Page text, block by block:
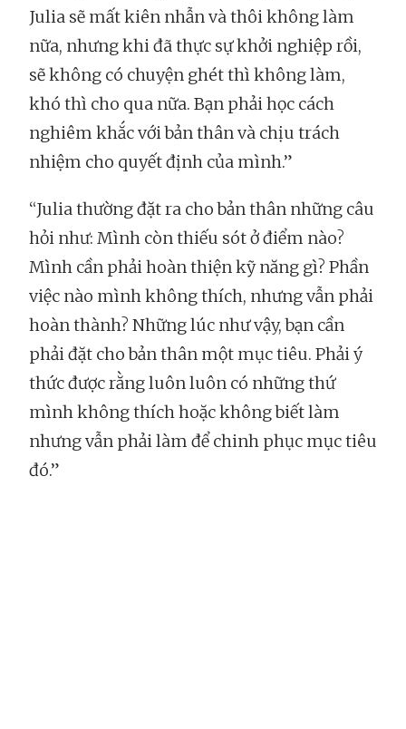
Julia sẽ mất kiên nhẫn và thôi không làm
nữa, nhưng khi đã thực sự khởi nghiệp rồi,
sẽ không có chuyện ghét thì không làm,
khó thì cho qua nữa. Bạn phải học cách
nghiêm khắc với bản thân và chịu trách
nhiệm cho quyết định của mình.”
“Julia thường đặt ra cho bản thân những câu
hỏi như: Mình còn thiếu sót ở điểm nào?
Mình cần phải hoàn thiện kỹ năng gì? Phần
việc nào mình không thích, nhưng vẫn phải
hoàn thành? Những lúc như vậy, bạn cần
phải đặt cho bản thân một mục tiêu. Phải ý
thức được rằng luôn luôn có những thứ
mình không thích hoặc không biết làm
nhưng vẫn phải làm để chinh phục mục tiêu
đó.”